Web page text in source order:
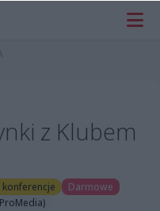
z Klubem
konferencje
Darmowe